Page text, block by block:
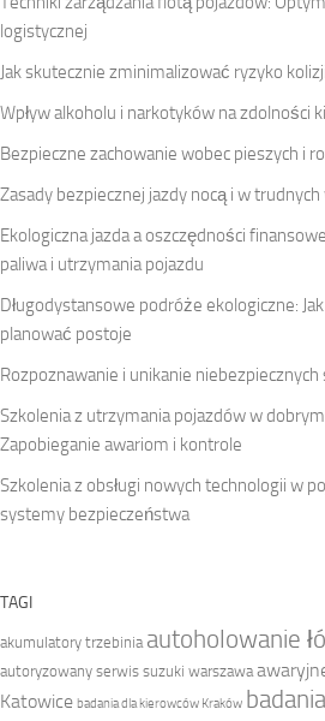
logistycznej
Jak skutecznie zminimalizować ryzyko
Wpływ alkoholu i narkotyków na zdolności
Bezpieczne zachowanie wobec pieszych i
Zasady bezpiecznej jazdy nocą i w
Ekologiczna jazda a oszczędności
paliwa i utrzymania pojazdu
Długodystansowe podróże ekologiczne:
planować postoje
Rozpoznawanie i unikanie
Szkolenia z utrzymania pojazdów w
Zapobieganie awariom i kontrole
Szkolenia z obsługi nowych technologii w
systemy bezpieczeństwa
TAGI
akumulatory trzebinia autoholowanie
autoryzowany serwis suzuki warszawa
Katowice badania dla kierowców Kraków